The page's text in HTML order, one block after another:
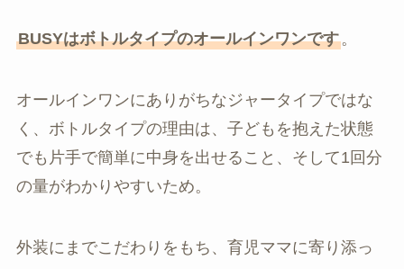
BUSYはボトルタイプのオールインワンです。
オールインワンにありがちなジャータイプではな
く、ボトルタイプの理由は、子どもを抱えた状態
でも片手で簡単に中身を出せること、そして1回分
の量がわかりやすいため。
外装にまでこだわりをもち、育児ママに寄り添っ